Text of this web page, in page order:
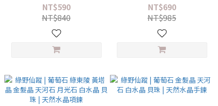
NT$590
NT$840
NT$690
NT$985